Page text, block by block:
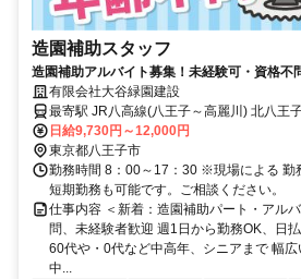
造園補助スタッフ
造園補助アルバイト募集！未経験可・資格不
OK 中高年・シニアも活躍中！
有限会社大谷緑園建設
最寄駅 JR八高線(八王子～高麗川) 北八王
日給9,730円～12,000円
東京都八王子市
勤務時間 8：00～17：30 ※現場による 勤
短期勤務も可能です。ご相談ください。
仕事内容 ＜新着：造園補助パート・アル
問、未経験者歓迎 週1日から勤務OK、日
60代や・0代など中高年、シニアまで 幅
中...